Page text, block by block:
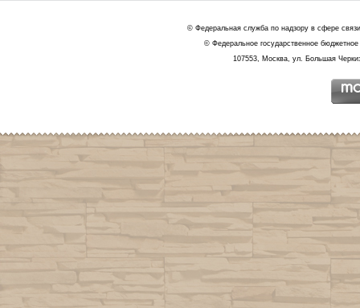
© Федеральная служба по надзору в сфере
© Федеральное государственное
107553, Москва, ул. Большая